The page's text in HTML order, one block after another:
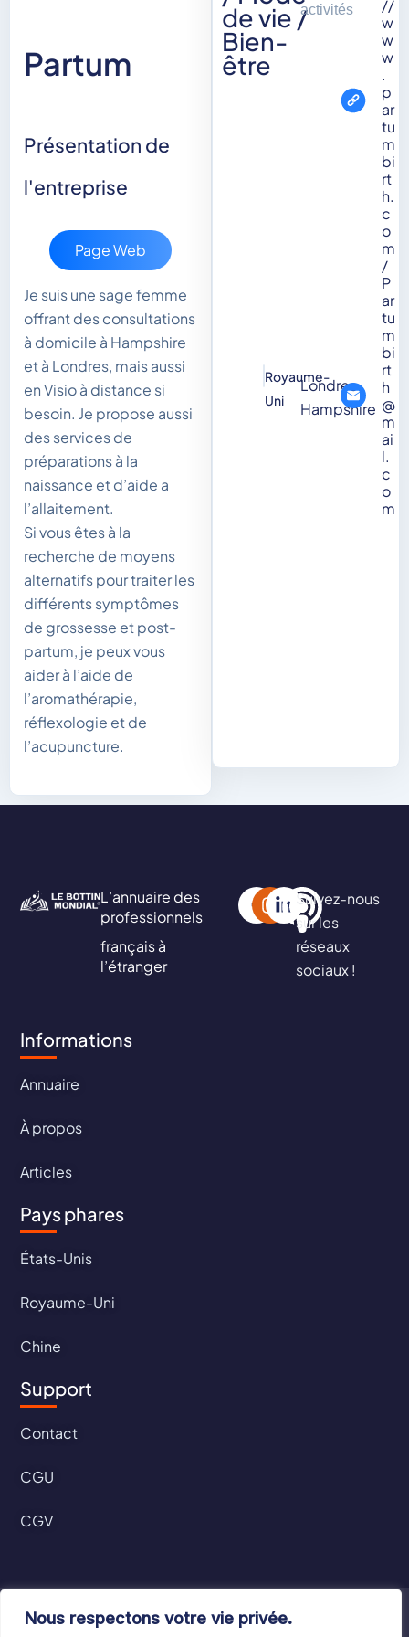
Nous respectons votre vie privée.
Partum
Présentation de
l'entreprise
Page Web
Je suis une sage femme
offrant des consultations
à domicile à Hampshire
et à Londres, mais aussi
en Visio à distance si
besoin. Je propose aussi
des services de
préparations à la
naissance et d’aide a
l’allaitement.
Si vous êtes à la
recherche de moyens
alternatifs pour traiter les
différents symptômes
de grossesse et post-
partum, je peux vous
aider à l’aide de
l’aromathérapie,
réflexologie et de
l’acupuncture.
de vie /
Bien-
être
Royaume-
Uni
activités
Londres
Hampshire
//
w
w
w
.
p
ar
tu
m
bi
rt
h.
c
o
m
/
P
ar
tu
m
bi
rt
h
@
m
ai
l.
c
o
m
L’annuaire des
professionnels
français à
l’étranger
Suivez-nous
sur les
réseaux
sociaux !
Informations
Annuaire
À propos
Articles
Pays phares
États-Unis
Royaume-Uni
Chine
Support
Contact
CGU
CGV
©2024 Le Bottin Mondial. Tous droits réservés